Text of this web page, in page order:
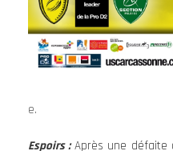
e.
Espoirs :Après une défaite